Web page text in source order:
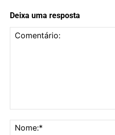
Deixa uma resposta